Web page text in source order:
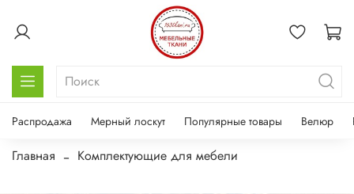
Распродажа Мерный лоскут Популярные товары Велюр
Главная Комплектующие для мебели